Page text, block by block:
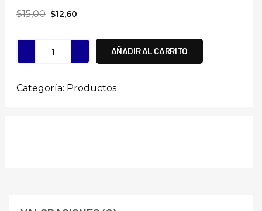
$15,00 $12,60
AÑADIR AL CARRITO
Categoría: Productos